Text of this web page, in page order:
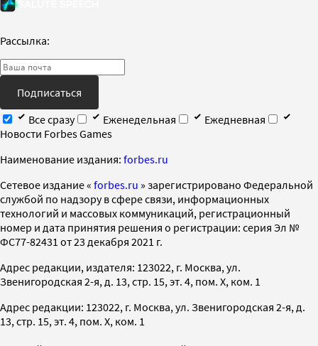
Рассылка:
Подписаться
Все сразу
Еженедельная
Ежедневная
Новости Forbes Games
Наименование издания: forbes.ru
Cетевое издание « forbes.ru » зарегистрировано Федеральной
службой по надзору в сфере связи, информационных
технологий и массовых коммуникаций, регистрационный
номер и дата принятия решения о регистрации: серия Эл №
ФС77-82431 от 23 декабря 2021 г.
Адрес редакции, издателя: 123022, г. Москва, ул.
Звенигородская 2-я, д. 13, стр. 15, эт. 4, пом. X, ком. 1
Адрес редакции: 123022, г. Москва, ул. Звенигородская 2-я, д.
13, стр. 15, эт. 4, пом. X, ком. 1